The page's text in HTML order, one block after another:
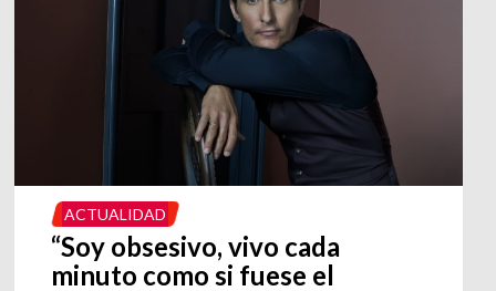
ACTUALIDAD
“Soy obsesivo, vivo cada
minuto como si fuese el